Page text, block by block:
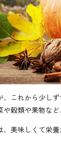
これから少し
や穀類や果物な
美味しくて栄